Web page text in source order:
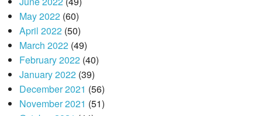
May 2022(60)
April 2022(50)
March 2022(49)
February 2022(40)
January 2022(39)
December 2021 (56)
November 2021 (51)